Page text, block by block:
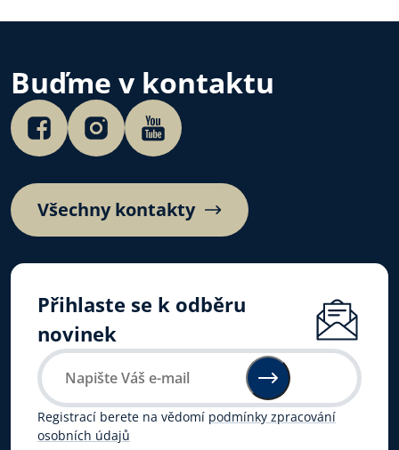
používá i zdravotnický
personál pro věčnou
záchranu lidských životů.
Buďme v kontaktu
Všechny kontakty
Přihlaste se k odběru
novinek
Registrací berete na vědomí podmínky zpracování
osobních údajů